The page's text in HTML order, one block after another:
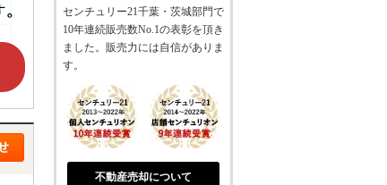
センチュリー21千葉・茨城部門で
10年連続販売数No.1の表彰を頂き
ました。販売力には自信がありま
す。
不動産売却について